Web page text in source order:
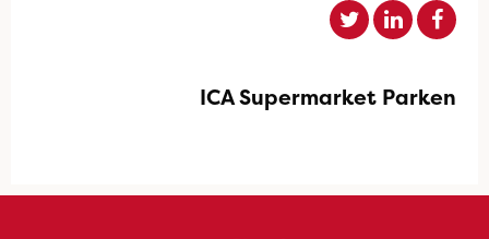
ICA Supermarket Parken